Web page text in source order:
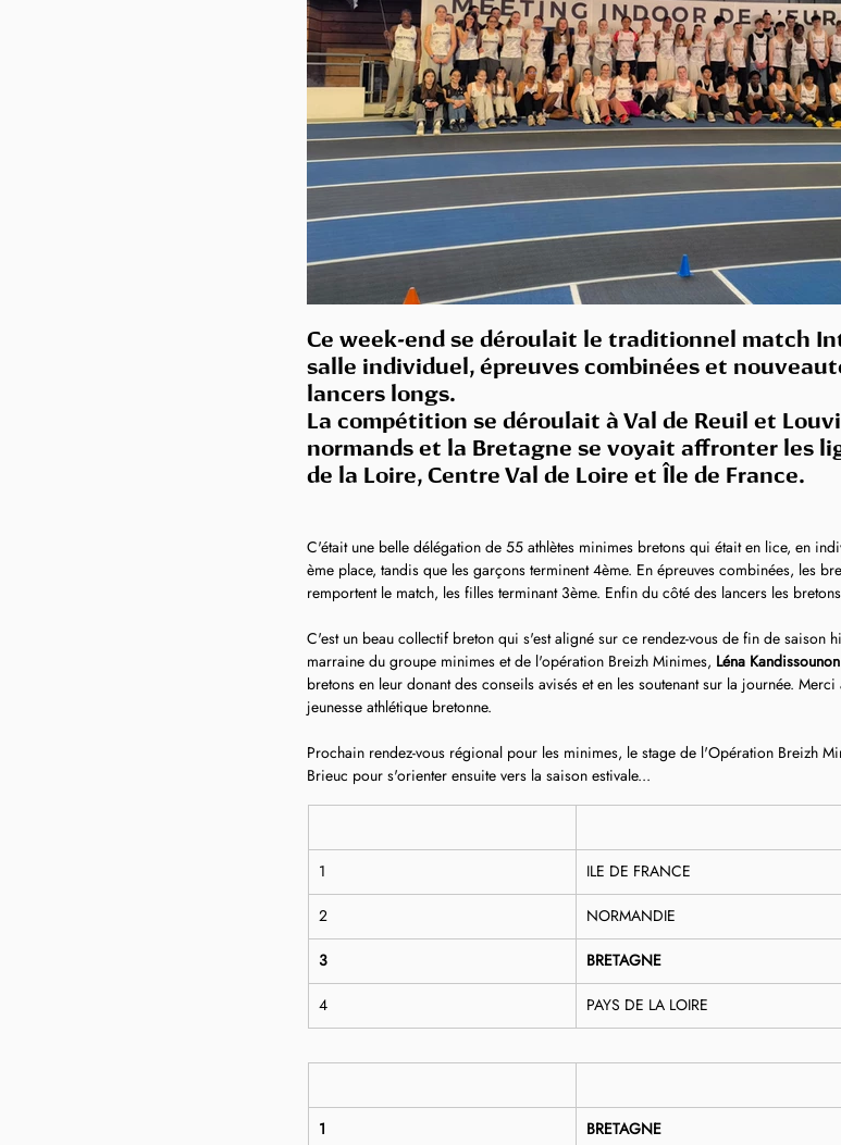
Ce week-end se déroulait le traditionnel match
salle individuel, épreuves combinées et
lancers longs.
La compétition se déroulait à Val de Reuil et
normands et la Bretagne se voyait affronter les
de la Loire, Centre Val de Loire et Île de France.
C'était une belle délégation de 55 athlètes minimes bretons qui était en lice, en
ème place, tandis que les garçons terminent 4ème. En épreuves combinées, les
remportent le match, les filles terminant 3ème. Enfin du côté des lancers les
C'est un beau collectif breton qui s'est aligné sur ce rendez-vous de fin de saison
marraine du groupe minimes et de l'opération Breizh Minimes, Léna Kandissounon
bretons en leur donant des conseils avisés et en les soutenant sur la journée.
jeunesse athlétique bretonne.
Prochain rendez-vous régional pour les minimes, le stage de l'Opération Breizh
Brieuc pour s'orienter ensuite vers la saison estivale...
1 ILE DE FRANCE
2 NORMANDIE
3 BRETAGNE
4 PAYS DE LA LOIRE
1 BRETAGNE